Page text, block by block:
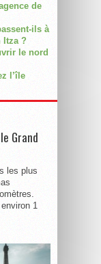
de
ils à
Itza ?
le nord
l’île
Grand
les plus
1